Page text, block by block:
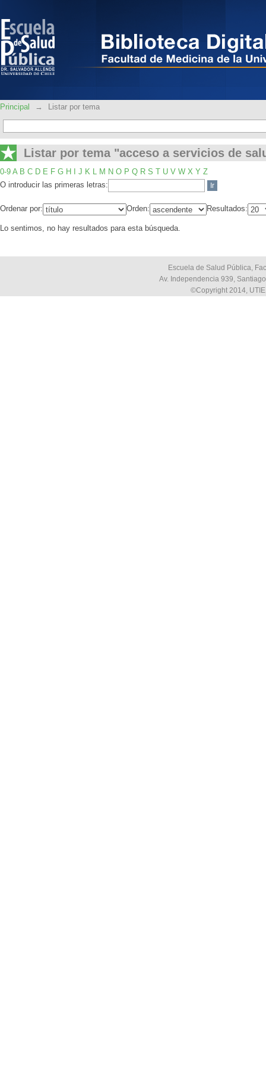
Principal → Listar por tema
Listar por tema "acceso a servicios de
0-9 A B C D E F G H J K L M N O P Q R S T U V W X Y Z
O introducir las primeras letras:
Ordenar por: Orden: Resultados:
Lo sentimos, no hay resultados para esta búsqueda.
Escuela de Salud Pública,
Av. Independencia 939,
©Copyright 2014,